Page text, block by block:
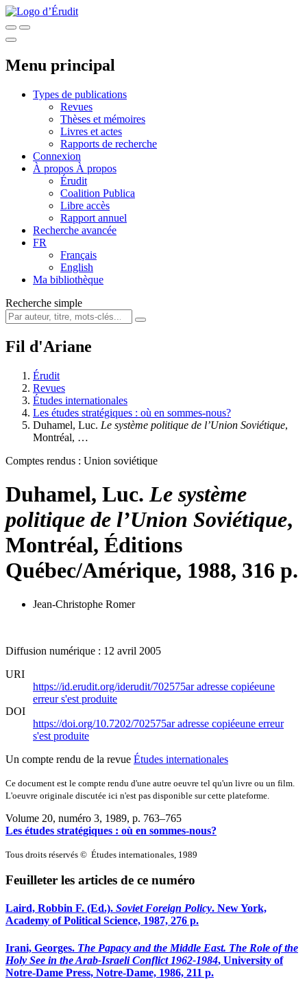
Menu principal
Types de publications
Revues
Thèses et mémoires
Livres et actes
Rapports de recherche
Connexion
À propos À propos
Érudit
Coalition Publica
Libre accès
Rapport annuel
Recherche avancée
FR
Français
English
Ma bibliothèque
Recherche simple
Fil d'Ariane
Érudit
Revues
Études internationales
Les études stratégiques : où en sommes-nous?
Duhamel, Luc. Le système politique de l’Union Soviétique,
Montréal, …
Comptes rendus : Union soviétique
Duhamel, Luc. Le système
politique de l’Union Soviétique,
Montréal, Éditions
Québec/Amérique, 1988, 316 p.
Jean-Christophe Romer
Diffusion numérique : 12 avril 2005
URI
https://id.erudit.org/iderudit/702575aradresse copiéeune
erreur s'est produite
DOI
https://doi.org/10.7202/702575aradresse copiéeune erreur
s'est produite
Un compte rendu de la revue Études internationales
Ce document est le compte rendu d'une autre oeuvre tel qu'un livre ou un film.
L'oeuvre originale discutée ici n'est pas disponible sur cette plateforme.
Volume 20, numéro 3, 1989, p. 763–765
Les études stratégiques : où en sommes-nous?
Tous droits réservés © Études internationales, 1989
Feuilleter les articles de ce numéro
Laird, Robbin F. (Ed.). Soviet Foreign Policy. New York,
Academy of Political Science, 1987, 276 p.
Irani, Georges. The Papacy and the Middle East. The Role of the
Holy See in the Arab-Israeli Conflict 1962-1984, University of
Notre-Dame Press, Notre-Dame, 1986, 211 p.